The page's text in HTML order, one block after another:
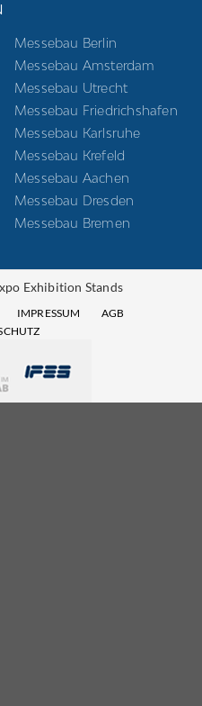
Messebau Berlin
Messebau Amsterdam
Messebau Utrecht
Messebau Friedrichshafen
Messebau Karlsruhe
Messebau Krefeld
Messebau Aachen
Messebau Dresden
Messebau Bremen
Exhibition Stands
IMPRESSUM
AGB